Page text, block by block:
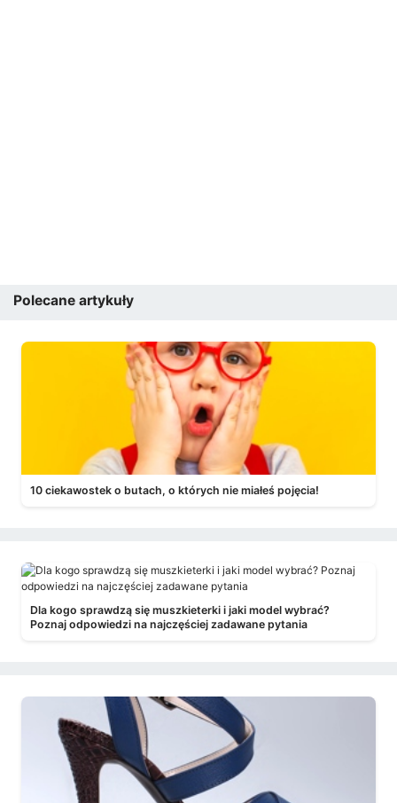
Polecane artykuły
10 ciekawostek o butach, o których nie miałeś pojęcia!
Dla kogo sprawdzą się muszkieterki i jaki model wybrać?
Poznaj odpowiedzi na najczęściej zadawane pytania